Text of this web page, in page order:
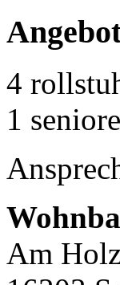
4
1
Am